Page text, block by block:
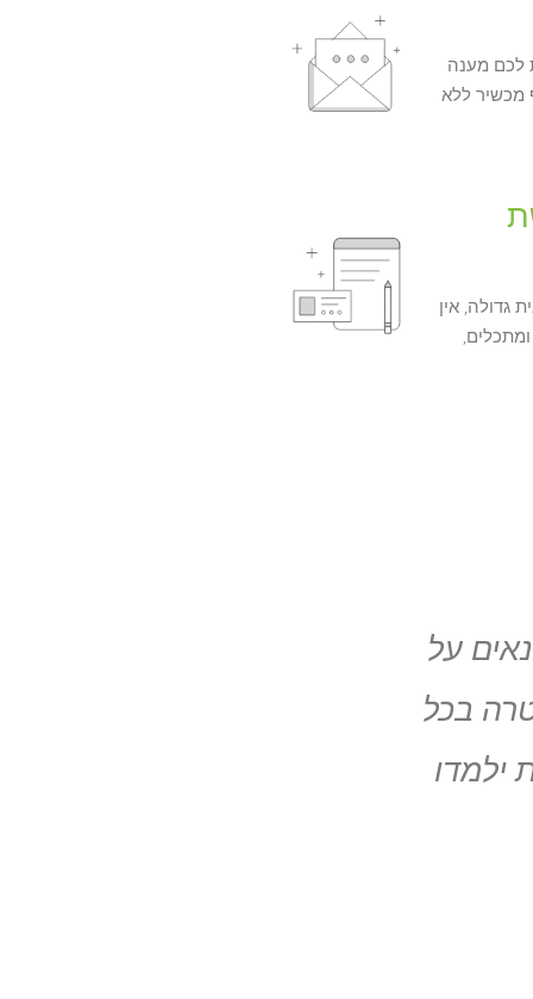
לכם מענה
מכשיר ללא
גדולה, אין
על
בכל
ילמדו